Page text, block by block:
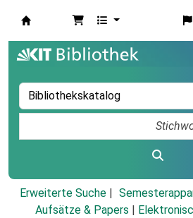
Erweiterte Suche
Aufsätze & Papers